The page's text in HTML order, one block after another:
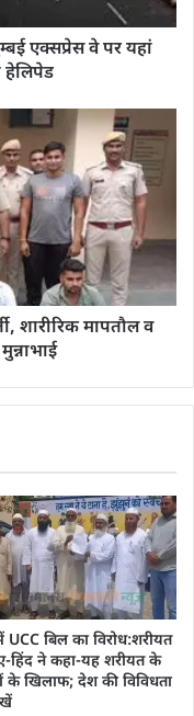
एक्सप्रेस वे पर यहां
हेलिपेड
शारीरिक मापतौल व
बिल का विरोध:शरीयत
हिंद ने कहा-यह शरीयत के
के खिलाफ; देश की विविधता